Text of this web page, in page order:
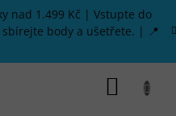
nad 1.499 Kč | Vstupte do
sbírejte body a ušetřete. | 📍